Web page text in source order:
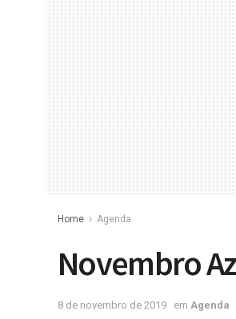
Home Agenda
Novembro
8 de novembro de 2019 em Agenda